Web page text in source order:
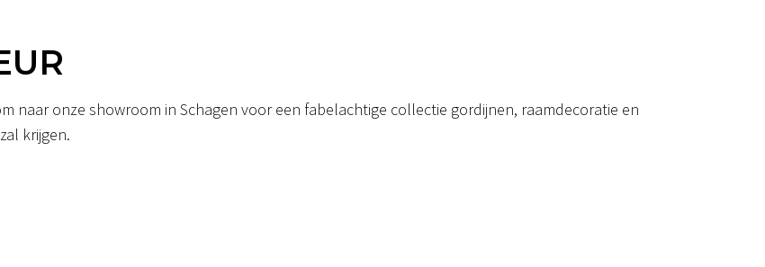
naar onze showroom in Schagen voor een fabelachtige collectie gordijnen, raamdecoratie en
krijgen.